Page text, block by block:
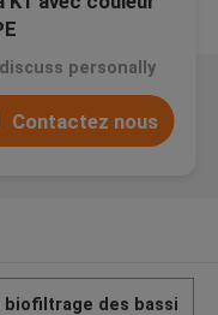
personally
Contactez nous
biofiltrage des bassi